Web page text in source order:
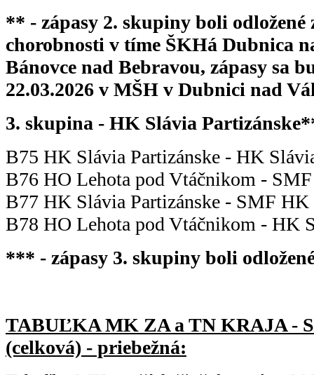
** - zápasy 2. skupiny boli odložené
chorobnosti v tíme ŠKHá Dubnica
Bánovce nad Bebravou, zápasy sa
22.03.2026 v MŠH v Dubnici nad
3. skupina - HK Slávia
B75 HK Slávia Partizánske - HK
B76 HO Lehota pod Vtáčnikom -
B77 HK Slávia Partizánske - SMF
B78 HO Lehota pod Vtáčnikom - HK
*** - zápasy 3. skupiny boli
TABUĽKA MK ZA a TN KRAJA -
(celková) - priebežná: